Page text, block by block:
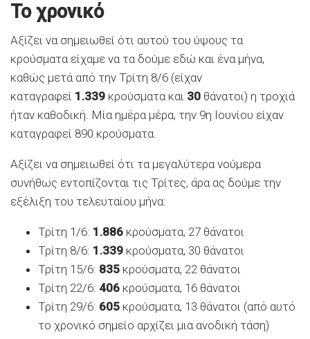
Το χρονικό
Αξίζει να σημειωθεί ότι αυτού του ύψους τα
κρούσματα είχαμε να τα δούμε εδώ και ένα μήνα,
καθώς μετά από την Τρίτη 8/6 (είχαν
καταγραφεί 1.339 κρούσματα και 30 θάνατοι) η τροχιά
ήταν καθοδική. Μία ημέρα μέρα, την 9η Ιουνίου είχαν
καταγραφεί 890 κρούσματα.
Αξίζει να σημειωθεί ότι τα μεγαλύτερα νούμερα
συνήθως εντοπίζονται τις Τρίτες, άρα ας δούμε την
εξέλιξη του τελευταίου μήνα:
Τρίτη 1/6: 1.886 κρούσματα, 27 θάνατοι
Τρίτη 8/6: 1.339 κρούσματα, 30 θάνατοι
Τρίτη 15/6: 835 κρούσματα, 22 θάνατοι
Τρίτη 22/6: 406 κρούσματα, 16 θάνατοι
Τρίτη 29/6: 605 κρούσματα, 13 θάνατοι (από αυτό
το χρονικό σημείο αρχίζει μια ανοδική τάση)